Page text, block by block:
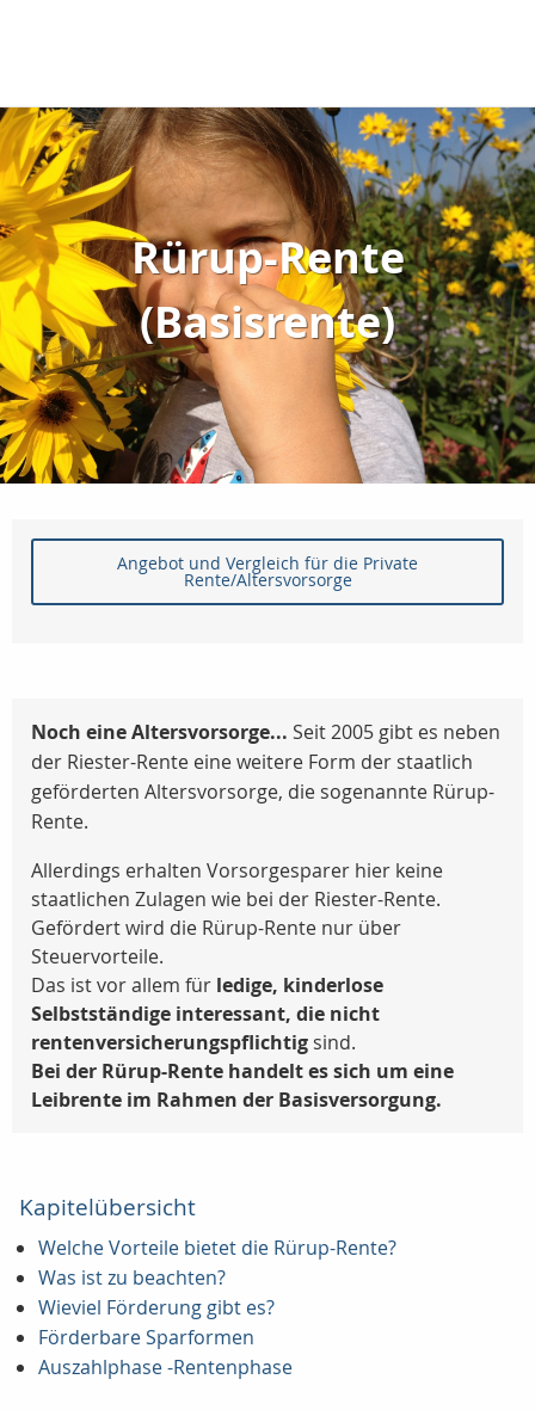
Rürup-Rente
(Basisrente)
Angebot und Vergleich für die Private
Rente/Altersvorsorge
Noch eine Altersvorsorge... Seit 2005 gibt es neben
der Riester-Rente eine weitere Form der staatlich
geförderten Altersvorsorge, die sogenannte Rürup-
Rente.
Allerdings erhalten Vorsorgesparer hier keine
staatlichen Zulagen wie bei der Riester-Rente.
Gefördert wird die Rürup-Rente nur über
Steuervorteile.
Das ist vor allem für ledige, kinderlose
Selbstständige interessant, die nicht
rentenversicherungspflichtig sind.
Bei der Rürup-Rente handelt es sich um eine
Leibrente im Rahmen der Basisversorgung.
Kapitelübersicht
Welche Vorteile bietet die Rürup-Rente?
Was ist zu beachten?
Wieviel Förderung gibt es?
Förderbare Sparformen
Auszahlphase -Rentenphase